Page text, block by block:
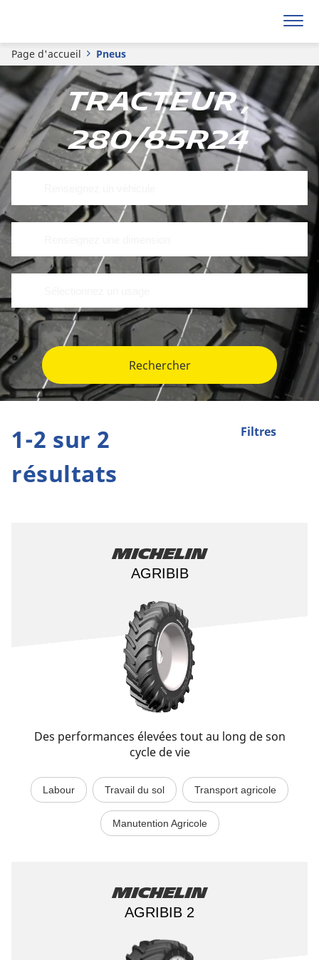
Page d'accueil Pneus
Tracteur ,
280/85R24
Rechercher
Filtres
1-2 sur 2
résultats
Michelin
AGRIBIB
Des performances élevées tout au long de son
cycle de vie
Labour Travail du sol Transport agricole
Manutention Agricole
Michelin
AGRIBIB 2